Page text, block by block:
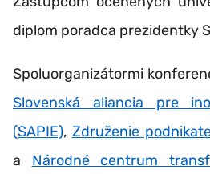
diplom poradca prezidentky
Spoluorganizátormi
Slovenská aliancia pre
(SAPIE), Združenie
a Národné centrum